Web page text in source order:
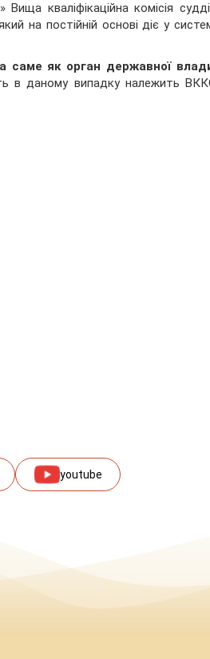
кваліфікаційна комісія
на постійній основі діє у
саме як орган державної
в даному випадку належить
youtube